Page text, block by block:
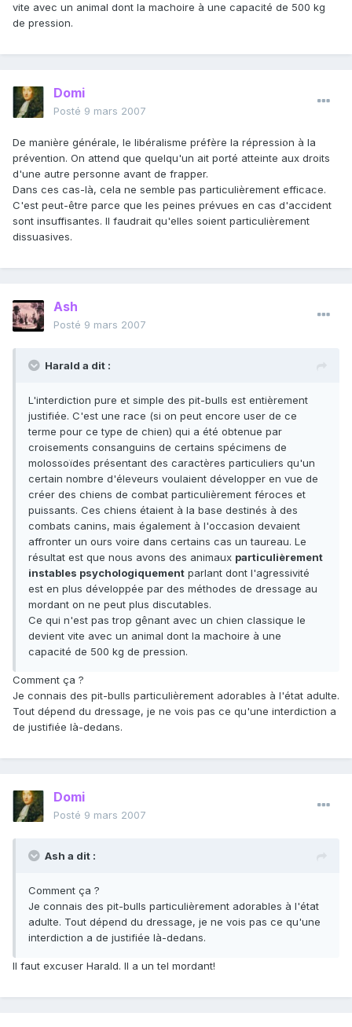
vite avec un animal dont la machoire à une capacité de 500 kg
de pression.
Domi
Posté 9 mars 2007
De manière générale, le libéralisme préfère la répression à la
prévention. On attend que quelqu'un ait porté atteinte aux droits
d'une autre personne avant de frapper.
Dans ces cas-là, cela ne semble pas particulièrement efficace.
C'est peut-être parce que les peines prévues en cas d'accident
sont insuffisantes. Il faudrait qu'elles soient particulièrement
dissuasives.
Ash
Posté 9 mars 2007
Harald a dit :
L'interdiction pure et simple des pit-bulls est entièrement
justifiée. C'est une race (si on peut encore user de ce
terme pour ce type de chien) qui a été obtenue par
croisements consanguins de certains spécimens de
molossoïdes présentant des caractères particuliers qu'un
certain nombre d'éleveurs voulaient développer en vue de
créer des chiens de combat particulièrement féroces et
puissants. Ces chiens étaient à la base destinés à des
combats canins, mais également à l'occasion devaient
affronter un ours voire dans certains cas un taureau. Le
résultat est que nous avons des animaux particulièrement
instables psychologiquement parlant dont l'agressivité
est en plus développée par des méthodes de dressage au
mordant on ne peut plus discutables.
Ce qui n'est pas trop gênant avec un chien classique le
devient vite avec un animal dont la machoire à une
capacité de 500 kg de pression.
Comment ça ?
Je connais des pit-bulls particulièrement adorables à l'état adulte.
Tout dépend du dressage, je ne vois pas ce qu'une interdiction a
de justifiée là-dedans.
Domi
Posté 9 mars 2007
Ash a dit :
Comment ça ?
Je connais des pit-bulls particulièrement adorables à l'état
adulte. Tout dépend du dressage, je ne vois pas ce qu'une
interdiction a de justifiée là-dedans.
Il faut excuser Harald. Il a un tel mordant!